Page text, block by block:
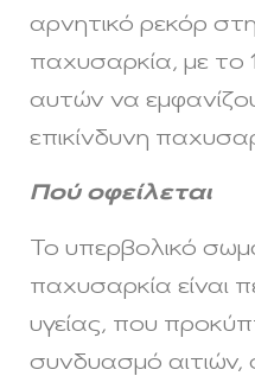
αρνητικό ρεκόρ
παχυσαρκία, με το
αυτών να
επικίνδυνη
Πού οφείλεται
Το υπερβολικό
παχυσαρκία είναι
υγείας, που
συνδυασμό